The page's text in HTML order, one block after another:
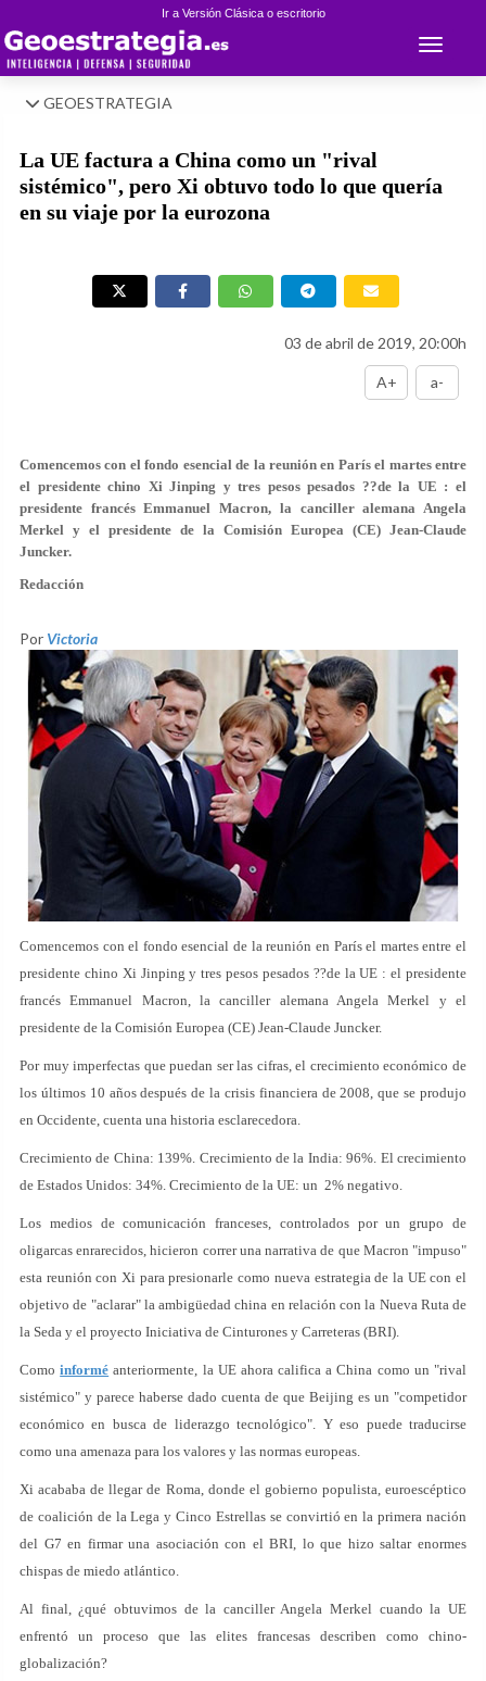
Ir a Versión Clásica o escritorio
Toggle
GEOESTRATEGIA
La UE factura a China como un "rival
sistémico", pero Xi obtuvo todo lo que quería
en su viaje por la eurozona
03 de abril de 2019, 20:00h
A+ a-
Comencemos con el fondo esencial de la reunión en París el martes entre
el presidente chino Xi Jinping y tres pesos pesados ??de la UE : el
presidente francés Emmanuel Macron, la canciller alemana Angela
Merkel y el presidente de la Comisión Europea (CE) Jean-Claude
Juncker.
Redacción
Por Victoria
Comencemos con el fondo esencial de la reunión en París el martes entre el
presidente chino Xi Jinping y tres pesos pesados ??de la UE : el presidente
francés Emmanuel Macron, la canciller alemana Angela Merkel y el
presidente de la Comisión Europea (CE) Jean-Claude Juncker.
Por muy imperfectas que puedan ser las cifras, el crecimiento económico de
los últimos 10 años después de la crisis financiera de 2008, que se produjo
en Occidente, cuenta una historia esclarecedora.
Crecimiento de China: 139%. Crecimiento de la India: 96%. El crecimiento
de Estados Unidos: 34%. Crecimiento de la UE: un 2% negativo.
Los medios de comunicación franceses, controlados por un grupo de
oligarcas enrarecidos, hicieron correr una narrativa de que Macron "impuso"
esta reunión con Xi para presionarle como nueva estrategia de la UE con el
objetivo de "aclarar" la ambigüedad china en relación con la Nueva Ruta de
la Seda y el proyecto Iniciativa de Cinturones y Carreteras (BRI).
Comoinformé anteriormente, la UE ahora califica a China como un "rival
sistémico" y parece haberse dado cuenta de que Beijing es un "competidor
económico en busca de liderazgo tecnológico". Y eso puede traducirse
como una amenaza para los valores y las normas europeas.
Xi acababa de llegar de Roma, donde el gobierno populista, euroescéptico
de coalición de la Lega y Cinco Estrellas se convirtió en la primera nación
del G7 en firmar una asociación con el BRI, lo que hizo saltar enormes
chispas de miedo atlántico.
Al final, ¿qué obtuvimos de la canciller Angela Merkel cuando la UE
enfrentó un proceso que las elites francesas describen como chino-
globalización?